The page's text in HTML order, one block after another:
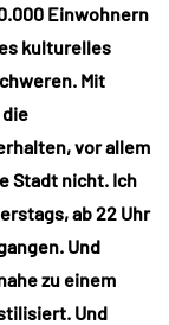
Einwohnern
kulturelles
Mit
vor allem
Stadt nicht. Ich
ab 22 Uhr
Und
zu einem
Und